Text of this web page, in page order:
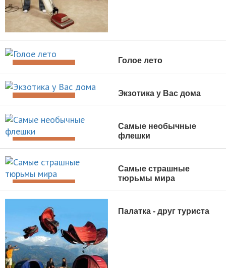
ДОСУГ И ОТДЫХ
Голое лето
Экзотика у Вас дома
Самые необычные
флешки
Самые страшные
тюрьмы мира
Палатка - друг туриста